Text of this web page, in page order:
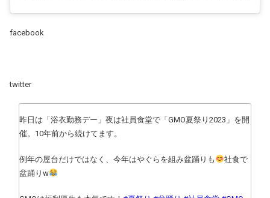
facebook
twitter
昨日は「浴衣勤務デー」夜は社員食堂で「GMO夏祭り2023」を開
催。10年前から続けてます。
例年の屋台だけではなく、今年はやぐらを組み盆踊りも
社食で
盆踊りw